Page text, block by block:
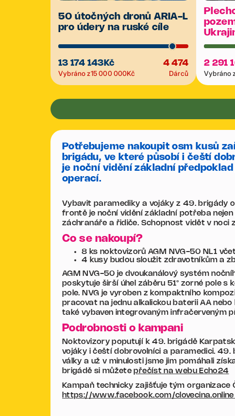
50 útočných dronů ARIA-L
pro údery na ruské cíle
13 174 143 Kč 4 474
Vybráno z15 000 000Kč Dárců
2 291
Vybráno
Potřebujeme nakoupit osm kusů
brigádu, ve které působí i čeští
je noční vidění základní
operací.
Vybavit paramediky a vojáky z 49. brigády
frontě je noční vidění základní potřeba
záchranáře a řidiče. Schopnost vidět v noci
Co se nakoupí?
8 ks noktovizorů AGM NVG-50 NL1
4 kusy budou sloužit zdravotníkům a
AGM NVG-50 je dvoukanálový systém
poskytuje širší úhel záběru 51° zorné pole
pole. NVG je vyroben z kompaktního
pracovat na jednu alkalickou baterii AA
také vybaven integrovaným infračerveným
Podrobnosti o kampani
Noktovizory poputují k 49. brigádě
vojáky i čeští dobrovolníci a paramedici.
války a už v minulosti jsme jim pomáhali
brigádě si můžetepřečíst na webu Echo24
Kampaň technicky zajišťuje tým organizace
https://www.facebook.com/clovecina.online